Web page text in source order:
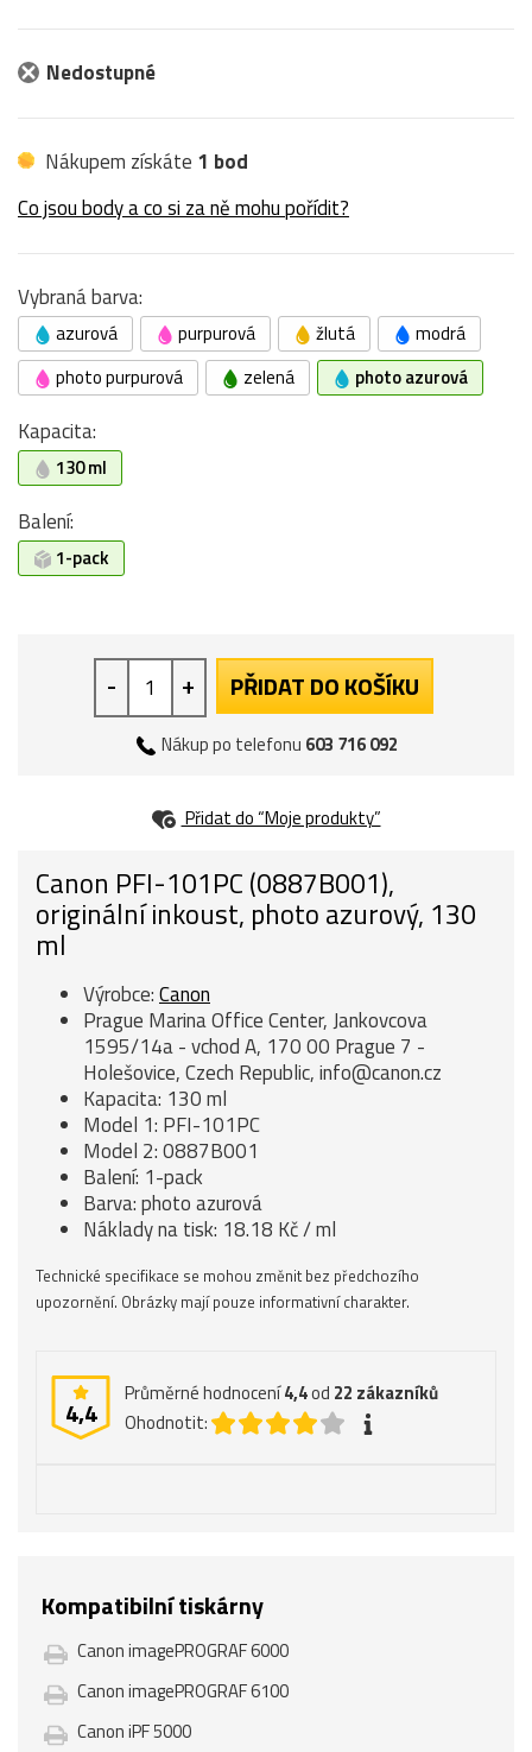
Nedostupné
Nákupem získáte 1 bod
Co jsou body a co si za ně mohu pořídit?
Vybraná barva:
azurová purpurová žlutá
modrá
photo purpurová
zelená photo azurová
Kapacita:
130 ml
Balení:
1-pack
- + PŘIDAT DO KOŠÍKU
Nákup po telefonu 603 716 092
Přidat do “Moje produkty”
Canon PFI-101PC (0887B001),
originální inkoust, photo azurový, 130
ml
Výrobce:Canon
Prague Marina Office Center, Jankovcova
1595/14a - vchod A, 170 00 Prague 7 -
Holešovice, Czech Republic, info@canon.cz
Kapacita: 130 ml
Model 1: PFI-101PC
Model 2: 0887B001
Balení: 1-pack
Barva: photo azurová
Náklady na tisk: 18.18 Kč / ml
Technické specifikace se mohou změnit bez předchozího
upozornění. Obrázky mají pouze informativní charakter.
4,4
Průměrné hodnocení4,4od 22 zákazníků
Ohodnotit:
Kompatibilní tiskárny
Canon imagePROGRAF 6000
Canon imagePROGRAF 6100
Canon iPF 5000